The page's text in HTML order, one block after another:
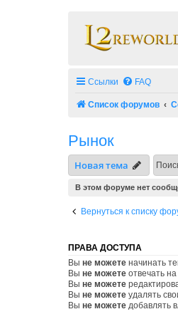
Ссылки FAQ
Список форумов
Рынок
Новая тема
В этом форуме нет
Вернуться к списку
ПРАВА ДОСТУПА
Вы не можете начинать
Вы не можете отвечать
Вы не можете
Вы не можете удалять
Вы не можете добавлять